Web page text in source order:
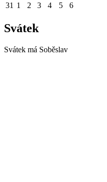
31 1 2 3 4 5 6
Svátek
Svátek má Soběslav